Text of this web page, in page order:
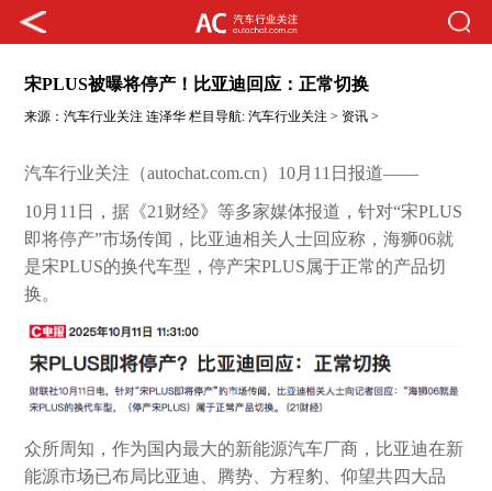
宋PLUS被曝将停产！比亚迪回应：正常切换
来源：汽车行业关注 连泽华 栏目导航:汽车行业关注 > 资讯 >
汽车行业关注（autochat.com.cn）10月11日报道——
10月11日，据《21财经》等多家媒体报道，针对“宋PLUS
即将停产”市场传闻，比亚迪相关人士回应称，海狮06就
是宋PLUS的换代车型，停产宋PLUS属于正常的产品切
换。
众所周知，作为国内最大的新能源汽车厂商，比亚迪在新
能源市场已布局比亚迪、腾势、方程豹、仰望共四大品